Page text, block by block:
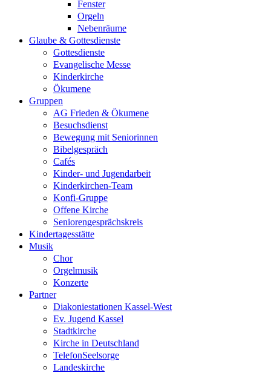
Fenster
Orgeln
Nebenräume
Glaube & Gottesdienste
Gottesdienste
Evangelische Messe
Kinderkirche
Ökumene
Gruppen
AG Frieden & Ökumene
Besuchsdienst
Bewegung mit Seniorinnen
Bibelgespräch
Cafés
Kinder- und Jugendarbeit
Kinderkirchen-Team
Konfi-Gruppe
Offene Kirche
Seniorengesprächskreis
Kindertagesstätte
Musik
Chor
Orgelmusik
Konzerte
Partner
Diakoniestationen Kassel-West
Ev. Jugend Kassel
Stadtkirche
Kirche in Deutschland
TelefonSeelsorge
Landeskirche